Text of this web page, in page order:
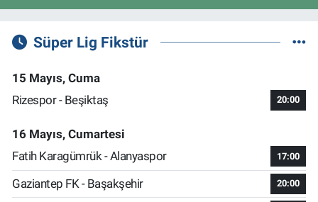
Süper Lig Fikstür
15 Mayıs, Cuma
Rizespor - Beşiktaş
20:00
16 Mayıs, Cumartesi
Fatih Karagümrük - Alanyaspor
17:00
Gaziantep FK - Başakşehir 20:00